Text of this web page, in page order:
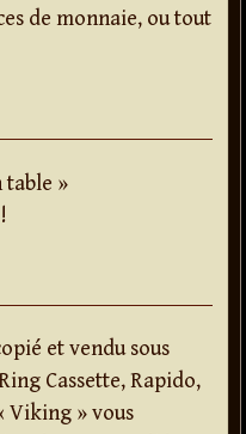
de monnaie, ou tout
table »
et vendu sous
Cassette, Rapido,
Viking » vous